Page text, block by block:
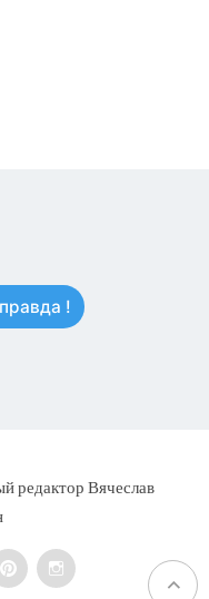
!
редактор Вячеслав
PinterestInstagram